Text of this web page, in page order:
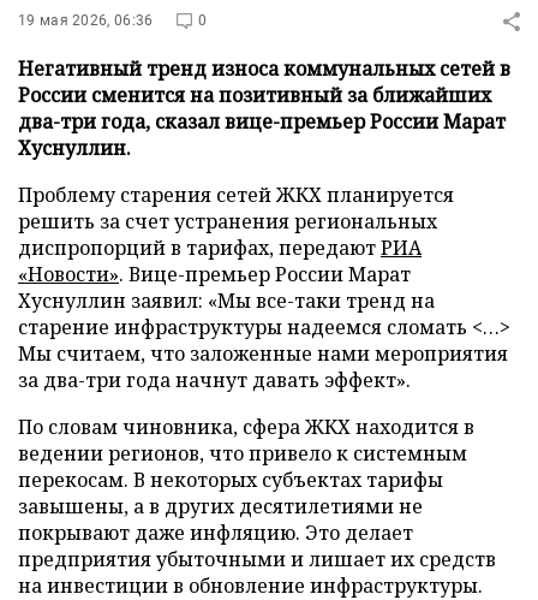
19 мая 2026, 06:36 0
Негативный тренд износа коммунальных сетей в
России сменится на позитивный за ближайших
два-три года, сказал вице-премьер России Марат
Хуснуллин.
Проблему старения сетей ЖКХ планируется
решить за счет устранения региональных
диспропорций в тарифах, передаютРИА
«Новости». Вице-премьер России Марат
Хуснуллин заявил: «Мы все-таки тренд на
старение инфраструктуры надеемся сломать <…>
Мы считаем, что заложенные нами мероприятия
за два-три года начнут давать эффект».
По словам чиновника, сфера ЖКХ находится в
ведении регионов, что привело к системным
перекосам. В некоторых субъектах тарифы
завышены, а в других десятилетиями не
покрывают даже инфляцию. Это делает
предприятия убыточными и лишает их средств
на инвестиции в обновление инфраструктуры.